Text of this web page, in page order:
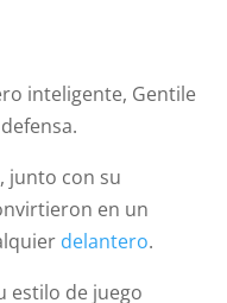
inteligente, Gentile
junto con su
en un
delantero.
estilo de juego